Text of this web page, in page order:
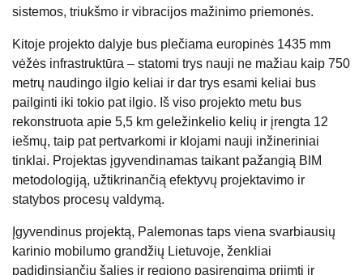
sistemos, triukšmo ir vibracijos mažinimo priemonės.
Kitoje projekto dalyje bus plečiama europinės 1435 mm
vėžės infrastruktūra – statomi trys nauji ne mažiau kaip 750
metrų naudingo ilgio keliai ir dar trys esami keliai bus
pailginti iki tokio pat ilgio. Iš viso projekto metu bus
rekonstruota apie 5,5 km geležinkelio kelių ir įrengta 12
iešmų, taip pat pertvarkomi ir klojami nauji inžineriniai
tinklai. Projektas įgyvendinamas taikant pažangią BIM
metodologiją, užtikrinančią efektyvų projektavimo ir
statybos procesų valdymą.
Įgyvendinus projektą, Palemonas taps viena svarbiausių
karinio mobilumo grandžių Lietuvoje, ženkliai
padidinsiančių šalies ir regiono pasirengimą priimti ir